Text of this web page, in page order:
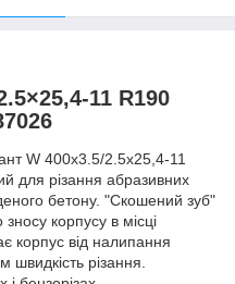
11 R190
W 400x3.5/2.5x25,4-11
для різання абразивних
бетону. "Скошений зуб"
корпусу в місці
корпус від налипання
швидкість різання.